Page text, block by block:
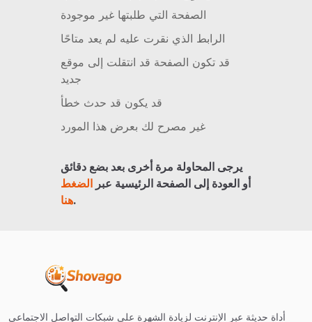
الصفحة التي طلبتها غير موجودة
الرابط الذي نقرت عليه لم يعد متاحًا
قد تكون الصفحة قد انتقلت إلى موقع
جديد
قد يكون قد حدث خطأ
غير مصرح لك بعرض هذا المورد
يرجى المحاولة مرة أخرى بعد بضع دقائق
أو العودة إلى الصفحة الرئيسية عبرالضغط
هنا.
أداة حديثة عبر الإنترنت لزيادة الشهرة على شبكات التواصل الاجتماعي